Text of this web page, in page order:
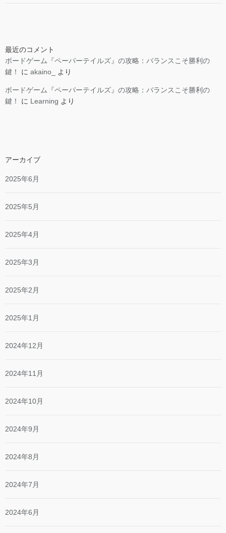
最近のコメント
ボードゲーム『ペーパーテイルズ』の攻略：バランスこそ勝利の
鍵！
に akaino_ より
ボードゲーム『ペーパーテイルズ』の攻略：バランスこそ勝利の
鍵！
に Learning より
アーカイブ
2025年6月
2025年5月
2025年4月
2025年3月
2025年2月
2025年1月
2024年12月
2024年11月
2024年10月
2024年9月
2024年8月
2024年7月
2024年6月